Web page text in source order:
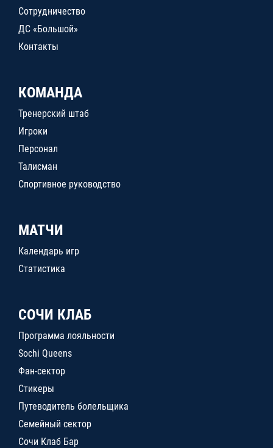
Сотрудничество
ДС «Большой»
Контакты
КОМАНДА
Тренерский штаб
Игроки
Персонал
Талисман
Спортивное руководство
МАТЧИ
Календарь игр
Статистика
СОЧИ КЛАБ
Программа лояльности
Sochi Queens
Фан-сектор
Стикеры
Путеводитель болельщика
Семейный сектор
Сочи Клаб Бар